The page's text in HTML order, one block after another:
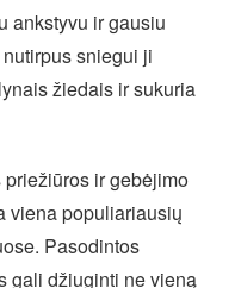
ankstyvu ir gausiu
sniegui ji
žiedais ir sukuria
ir gebėjimo
viena populiariausių
Pasodintos
gali džiuginti ne vieną